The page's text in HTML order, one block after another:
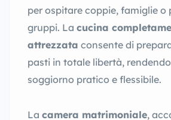
per ospitare coppie, famiglie o
gruppi. La cucina
attrezzata consente di
pasti in totale libertà,
soggiorno pratico e flessibile.
La camera matrimoniale,